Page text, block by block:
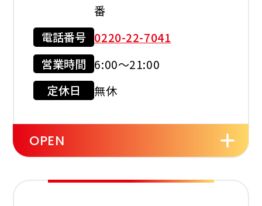
現金会員
店舗サービス
番
電話番号 0220-22-7041
営業時間 6:00～21:00
定休日
無休
OPEN